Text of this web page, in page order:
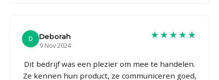
D
Deborah
9 Nov 2024
★★★★★
Dit bedrijf was een plezier om mee te handelen.
Ze kennen hun product, ze communiceren goed,